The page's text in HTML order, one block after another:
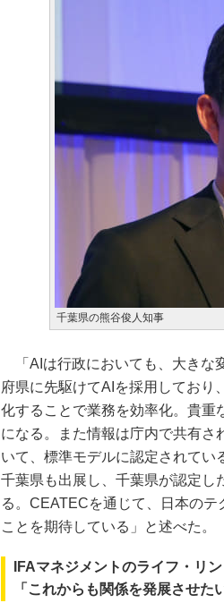
千葉県の熊谷俊人知事
「AIは行政においても、大きな
府県に先駆けてAIを採用しており
化することで業務を効率化。貴重
になる。また情報は庁内で共有さ
いて、標準モデルに認定されてい
千葉県も出展し、千葉県が認定し
る。CEATECを通じて、日本の
ことを期待している」と述べた。
IFAマネジメントのライフ・リ
「これからも関係を発展させた